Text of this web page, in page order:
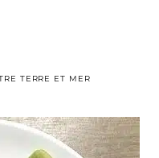
TERRE ET MER